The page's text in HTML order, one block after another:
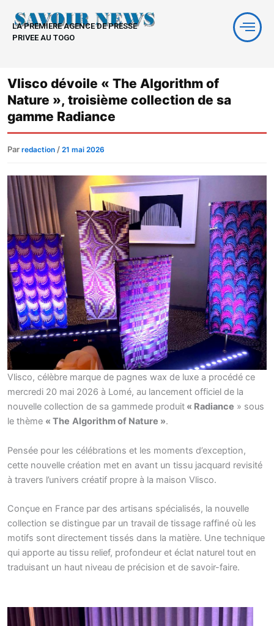
contenu
LA PREMIERE AGENCE DE PRESSE
PRIVEE AU TOGO
Vlisco dévoile « The Algorithm of
Nature », troisième collection de sa
gamme Radiance
Par redaction / 21 mai 2026
Vlisco, célèbre marque de pagnes wax de luxe a procédé ce
mercredi 20 mai 2026 à Lomé, au lancement officiel de la
nouvelle collection de sa gammede produit « Radiance » sous
le thème « The Algorithm of Nature ».
Pensée pour les célébrations et les moments d’exception,
cette nouvelle création met en avant un tissu jacquard revisité
à travers l’univers créatif propre à la maison Vlisco.
Conçue en France par des artisans spécialisés, la nouvelle
collection se distingue par un travail de tissage raffiné où les
motifs sont directement tissés dans la matière. Une technique
qui apporte au tissu relief, profondeur et éclat naturel tout en
traduisant un haut niveau de précision et de savoir-faire.